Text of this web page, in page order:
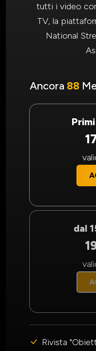
tutti i video
TV, la
National
Ancora 88
dal
Rivista